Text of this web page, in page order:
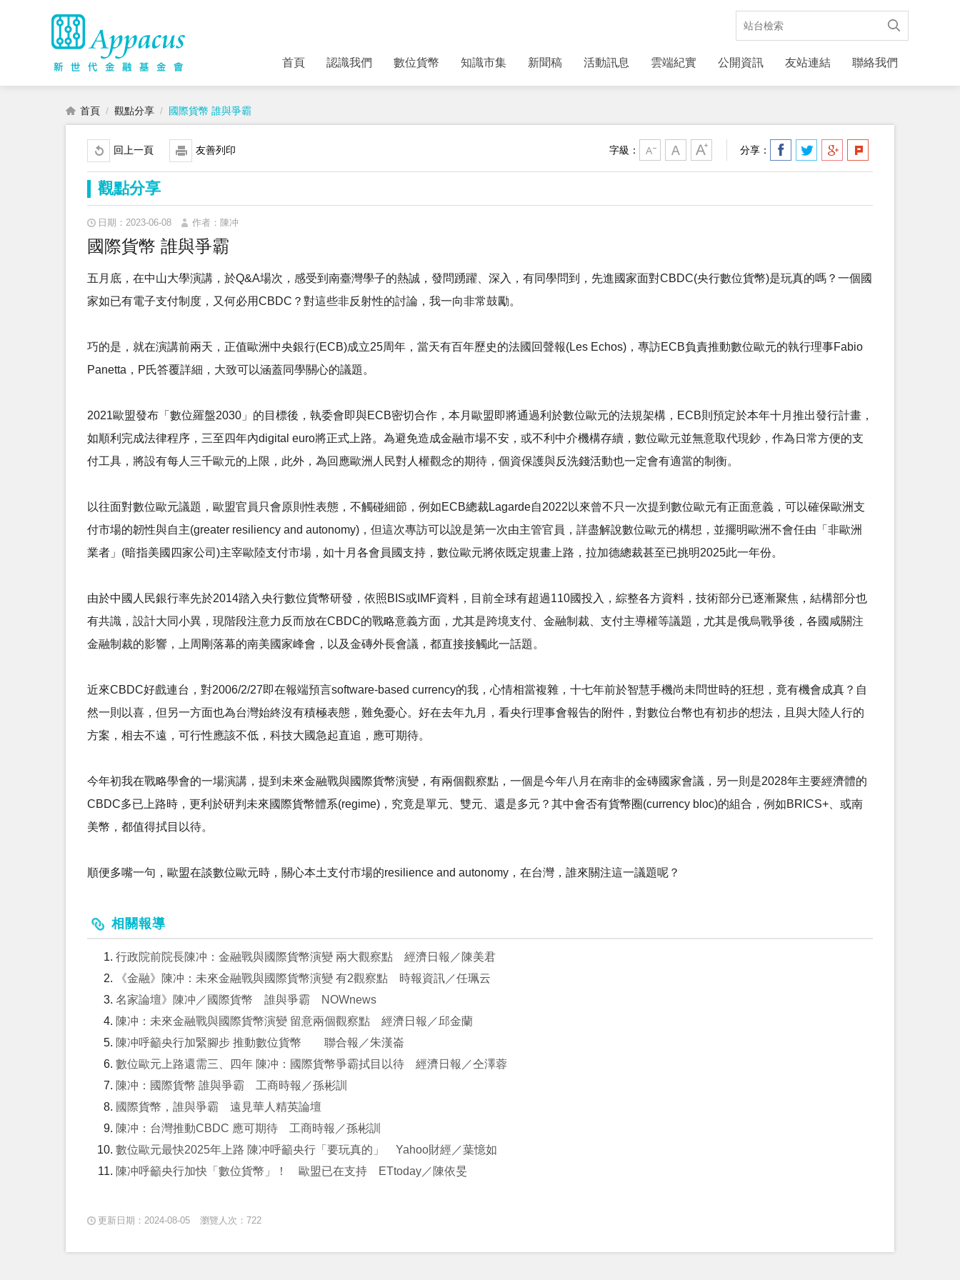
首頁 認識我們 數位貨幣 知識市集 新聞稿 活動訊息 雲端紀實 公開資訊 友站連結 聯絡我們
首頁 觀點分享 國際貨幣 誰與爭霸
回上一頁 友善列印 字級： 分享：
觀點分享
日期：2023-06-08 作者：陳冲
國際貨幣 誰與爭霸
五月底，在中山大學演講，於Q&A場次，感受到南臺灣學子的熱誠，發問踴躍、深入，有同學問到，先進國家面對CBDC(央行數位貨幣)是玩真的嗎？一個國
家如已有電子支付制度，又何必用CBDC？對這些非反射性的討論，我一向非常鼓勵。
巧的是，就在演講前兩天，正值歐洲中央銀行(ECB)成立25周年，當天有百年歷史的法國回聲報(Les Echos)，專訪ECB負責推動數位歐元的執行理事Fabio
Panetta，P氏答覆詳細，大致可以涵蓋同學關心的議題。
2021歐盟發布「數位羅盤2030」的目標後，執委會即與ECB密切合作，本月歐盟即將通過利於數位歐元的法規架構，ECB則預定於本年十月推出發行計畫，
如順利完成法律程序，三至四年內digital euro將正式上路。為避免造成金融市場不安，或不利中介機構存續，數位歐元並無意取代現鈔，作為日常方便的支
付工具，將設有每人三千歐元的上限，此外，為回應歐洲人民對人權觀念的期待，個資保護與反洗錢活動也一定會有適當的制衡。
以往面對數位歐元議題，歐盟官員只會原則性表態，不觸碰細節，例如ECB總裁Lagarde自2022以來曾不只一次提到數位歐元有正面意義，可以確保歐洲支
付市場的韌性與自主(greater resiliency and autonomy)，但這次專訪可以說是第一次由主管官員，詳盡解說數位歐元的構想，並擺明歐洲不會任由「非歐洲
業者」(暗指美國四家公司)主宰歐陸支付市場，如十月各會員國支持，數位歐元將依既定規畫上路，拉加德總裁甚至已挑明2025此一年份。
由於中國人民銀行率先於2014踏入央行數位貨幣研發，依照BIS或IMF資料，目前全球有超過110國投入，綜整各方資料，技術部分已逐漸聚焦，結構部分也
有共識，設計大同小異，現階段注意力反而放在CBDC的戰略意義方面，尤其是跨境支付、金融制裁、支付主導權等議題，尤其是俄烏戰爭後，各國咸關注
金融制裁的影響，上周剛落幕的南美國家峰會，以及金磚外長會議，都直接接觸此一話題。
近來CBDC好戲連台，對2006/2/27即在報端預言software-based currency的我，心情相當複雜，十七年前於智慧手機尚未問世時的狂想，竟有機會成真？自
然一則以喜，但另一方面也為台灣始終沒有積極表態，難免憂心。好在去年九月，看央行理事會報告的附件，對數位台幣也有初步的想法，且與大陸人行的
方案，相去不遠，可行性應該不低，科技大國急起直追，應可期待。
今年初我在戰略學會的一場演講，提到未來金融戰與國際貨幣演變，有兩個觀察點，一個是今年八月在南非的金磚國家會議，另一則是2028年主要經濟體的
CBDC多已上路時，更利於研判未來國際貨幣體系(regime)，究竟是單元、雙元、還是多元？其中會否有貨幣圈(currency bloc)的組合，例如BRICS+、或南
美幣，都值得拭目以待。
順便多嘴一句，歐盟在談數位歐元時，關心本土支付市場的resilience and autonomy，在台灣，誰來關注這一議題呢？
相關報導
行政院前院長陳冲：金融戰與國際貨幣演變 兩大觀察點 經濟日報／陳美君
《金融》陳冲：未來金融戰與國際貨幣演變 有2觀察點 時報資訊／任珮云
名家論壇》陳冲／國際貨幣 誰與爭霸 NOWnews
陳冲：未來金融戰與國際貨幣演變 留意兩個觀察點 經濟日報／邱金蘭
陳冲呼籲央行加緊腳步 推動數位貨幣 聯合報／朱漢崙
數位歐元上路還需三、四年 陳冲：國際貨幣爭霸拭目以待 經濟日報／仝澤蓉
陳冲：國際貨幣 誰與爭霸 工商時報／孫彬訓
國際貨幣，誰與爭霸 遠見華人精英論壇
陳冲：台灣推動CBDC 應可期待 工商時報／孫彬訓
數位歐元最快2025年上路 陳冲呼籲央行「要玩真的」 Yahoo財經／葉憶如
陳冲呼籲央行加快「數位貨幣」！ 歐盟已在支持 ETtoday／陳依旻
更新日期：2024-08-05 瀏覽人次：722